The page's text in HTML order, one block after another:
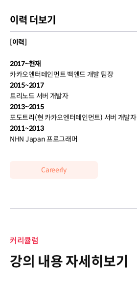
이력 더보기
[이력]
2017~현재
카카오엔터테인먼트 백엔드 개발 팀장
2015~2017
트리노드 서버 개발자
2013~2015
포도트리(현 카카오엔터테인먼트) 서버 개발자
2011~2013
NHN Japan 프로그래머
Careerly
커리큘럼
강의 내용 자세히보기